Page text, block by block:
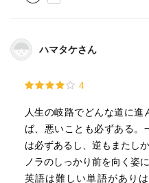
カつくだろう。ちょっと落
っていいかもしれないが、
て欲しい。
ハマタケさん
4
人生の岐路でどんな道に
ば、悪いことも必ずある。
は必ずあるし、逆もまたしか
ノラのしっかり前を向く姿
英語は難しい単語があり